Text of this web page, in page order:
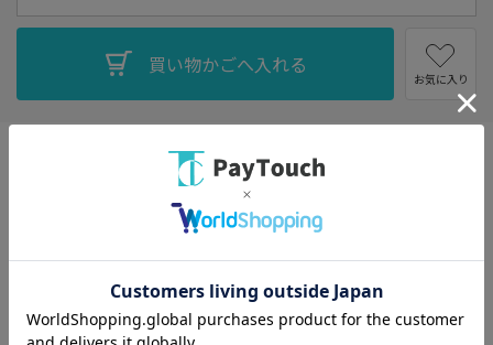
お気に入り
・コンパクト、ワイド&フラット庫内のオーブンレンジ（27L）。
庫内幅39cmで大きな皿やピザなどが出し入れしやすい。
・セラミック製のテーブルプレートで、調理後の汚れを落としやす
い。庫内側面・背面にはシリコン系塗装を採用し、汚れが付きに
・250度オーブン（1段）を備え、スイーツも焼き物も手軽に作れ
る。天面全体にグリルのヒーターユニットを搭載し、ムラを抑えて
焼き上げる。